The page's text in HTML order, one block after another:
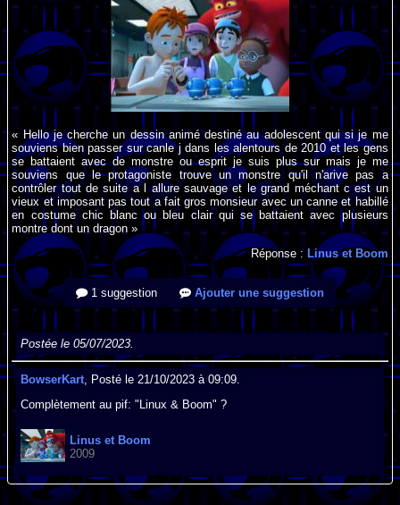
« Hello je cherche un dessin animé destiné au adolescent qui si je me
souviens bien passer sur canle j dans les alentours de 2010 et les gens
se battaient avec de monstre ou esprit je suis plus sur mais je me
souviens que le protagoniste trouve un monstre qu'il n'arive pas a
contrôler tout de suite a l allure sauvage et le grand méchant c est un
vieux et imposant pas tout a fait gros monsieur avec un canne et habillé
en costume chic blanc ou bleu clair qui se battaient avec plusieurs
montre dont un dragon »
Réponse : Linus et Boom
1 suggestion Ajouter une suggestion
Postée le 05/07/2023.
BowserKart, Posté le 21/10/2023 à 09:09.
Complètement au pif: "Linux & Boom" ?
Linus et Boom
2009